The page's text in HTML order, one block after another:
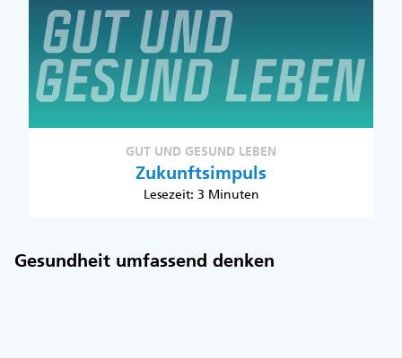
GUT UND GESUND LEBEN
Zukunftsimpuls
Lesezeit: 3 Minuten
Gesundheit umfassend denken